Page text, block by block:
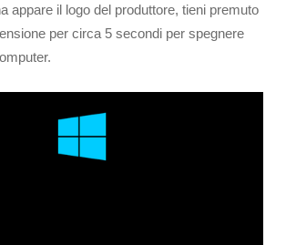
appare il logo del produttore, tieni premuto
per circa 5 secondi per spegnere